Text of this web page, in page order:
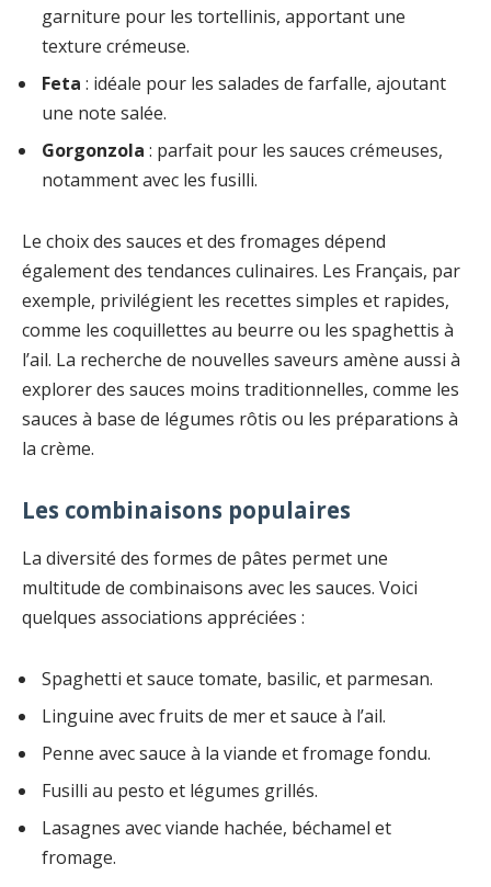
garniture pour les tortellinis, apportant une
texture crémeuse.
Feta : idéale pour les salades de farfalle, ajoutant
une note salée.
Gorgonzola : parfait pour les sauces crémeuses,
notamment avec les fusilli.
Le choix des sauces et des fromages dépend
également des tendances culinaires. Les Français, par
exemple, privilégient les recettes simples et rapides,
comme les coquillettes au beurre ou les spaghettis à
l’ail. La recherche de nouvelles saveurs amène aussi à
explorer des sauces moins traditionnelles, comme les
sauces à base de légumes rôtis ou les préparations à
la crème.
Les combinaisons populaires
La diversité des formes de pâtes permet une
multitude de combinaisons avec les sauces. Voici
quelques associations appréciées :
Spaghetti et sauce tomate, basilic, et parmesan.
Linguine avec fruits de mer et sauce à l’ail.
Penne avec sauce à la viande et fromage fondu.
Fusilli au pesto et légumes grillés.
Lasagnes avec viande hachée, béchamel et
fromage.